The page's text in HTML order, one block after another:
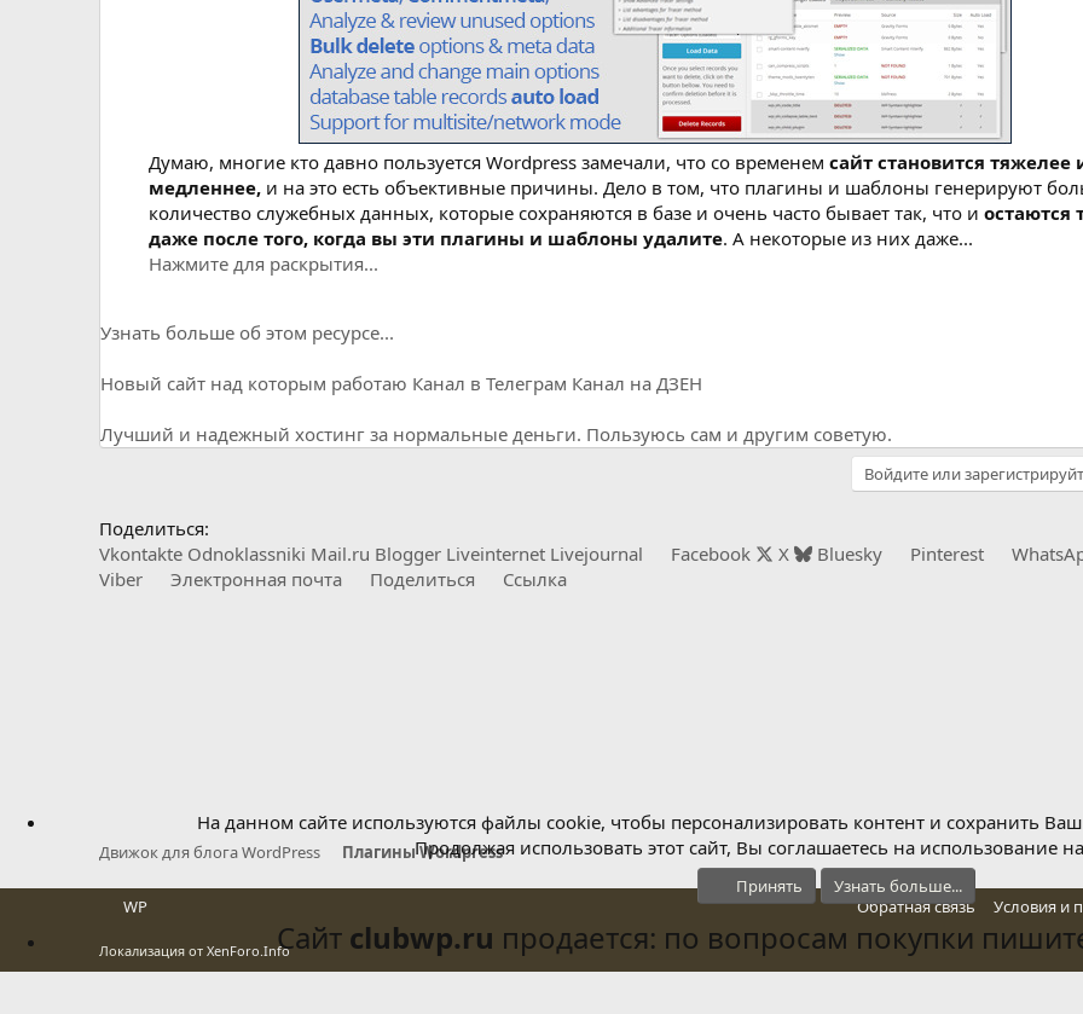
Думаю, многие кто давно пользуется Wordpress замечали, что со временем сайт становится тяжелее
медленнее, и на это есть объективные причины. Дело в том, что плагины и шаблоны генерируют
количество служебных данных, которые сохраняются в базе и очень часто бывает так, что и остаются
даже после того, когда вы эти плагины и шаблоны удалите. А некоторые из них даже...
Нажмите для раскрытия...
Узнать больше об этом ресурсе...
Новый сайт над которым работаю Канал в Телеграм Канал на ДЗЕН
Лучший и надежный хостинг за нормальные деньги. Пользуюсь сам и другим советую.
Войдите или
Поделиться:
Vkontakte Odnoklassniki Mail.ru Blogger Liveinternet Livejournal Facebook X Bluesky Pinterest
Viber
Электронная почта Поделиться Ссылка
Движок для блога WordPress Плагины Wordpress
WP Обратная связь Условия и
Локализация от XenForo.Info
На данном сайте используются файлы cookie, чтобы персонализировать контент и сохранить Ваш
Продолжая использовать этот сайт, Вы соглашаетесь на использование
Принять Узнать больше...
Сайт clubwp.ru продается: по вопросам покупки